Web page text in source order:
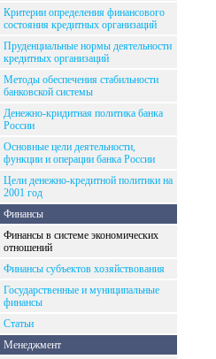
Критерии определения финансового
состояния кредитных организаций
Пруденциальные нормы деятельности
кредитных организаций
Методы обеспечения стабильности
банковской системы
Денежно-кридитная политика банка
России
Основные цели деятельности,
функции и операции банка России
Цели денежно-кредитной политики на
2001 год
Финансы
Финансы в системе экономических
отношений
Финансы субъектов хозяйствования
Государственные и муниципальные
финансы
Статьи
Менеджмент